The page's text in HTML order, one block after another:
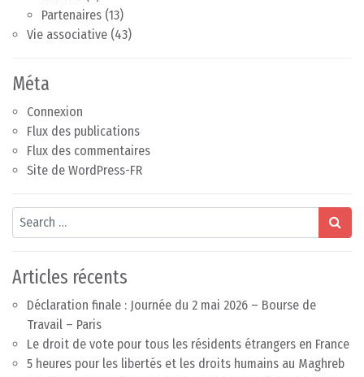
Partenaires (13)
Vie associative (43)
Méta
Connexion
Flux des publications
Flux des commentaires
Site de WordPress-FR
Search
Articles récents
Déclaration finale : Journée du 2 mai 2026 – Bourse de
Travail – Paris
Le droit de vote pour tous les résidents étrangers en France
5 heures pour les libertés et les droits humains au Maghreb